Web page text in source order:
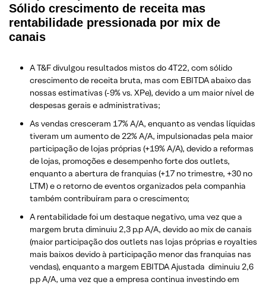
Sólido crescimento de receita mas
rentabilidade pressionada por mix de
canais
A T&F divulgou resultados mistos do 4T22, com sólido
crescimento de receita bruta, mas com EBITDA abaixo das
nossas estimativas (-9% vs. XPe), devido a um maior nível de
despesas gerais e administrativas;
As vendas cresceram 17% A/A, enquanto as vendas líquidas
tiveram um aumento de 22% A/A, impulsionadas pela maior
participação de lojas próprias (+19% A/A), devido a reformas
de lojas, promoções e desempenho forte dos outlets,
enquanto a abertura de franquias (+17 no trimestre, +30 no
LTM) e o retorno de eventos organizados pela companhia
também contribuíram para o crescimento;
A rentabilidade foi um destaque negativo, uma vez que a
margem bruta diminuiu 2,3 p.p A/A, devido ao mix de canais
(maior participação dos outlets nas lojas próprias e royalties
mais baixos devido à participação menor das franquias nas
vendas), enquanto a margem EBITDA Ajustada diminuiu 2,6
p.p A/A, uma vez que a empresa continua investindo em